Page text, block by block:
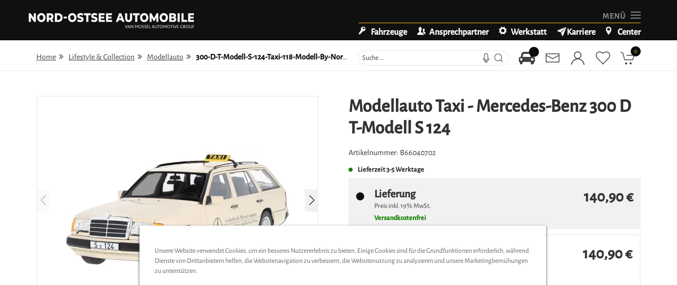
Fahrzeuge Ansprechpartner Werkstatt Karriere Center
MENÜ
Home Lifestyle & Collection Modellauto 300-D-T-Modell-S-124-Taxi-118-Modell-By-Norev-B66040702
0
Modellauto Taxi - Mercedes-Benz 300 D
T-Modell S 124
Artikelnummer: B66040702
Lieferzeit3-5 Werktage
Lieferung
Preis inkl.19% MwSt.
Versandkostenfrei
140,90 €
Abholung
Preis inkl.19%MwSt.
140,90 €
Unsere Website verwendet Cookies, um ein besseres Nutzererlebnis zu bieten. Einige Cookies sind für die Grundfunktionen erforderlich, während
Dienste von Drittanbietern helfen, die Websitenavigation zu verbessern, die Websitenutzung zu analysieren und unsere Marketingbemühungen
zu unterstützen.